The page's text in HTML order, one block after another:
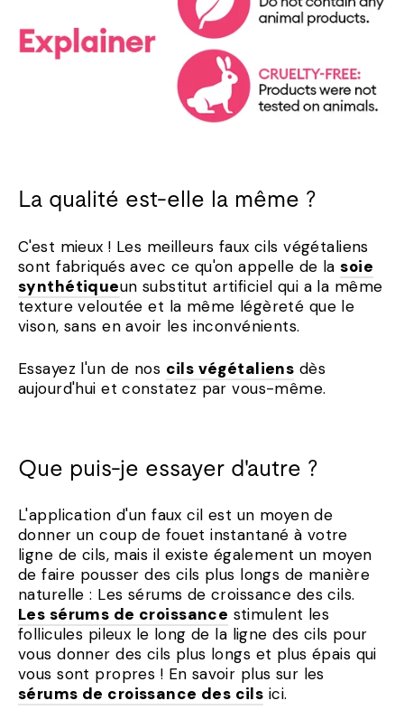
La qualité est-elle la même ?
C'est mieux ! Les meilleurs faux cils végétaliens
sont fabriqués avec ce qu'on appelle de la soie
synthétiqueun substitut artificiel qui a la même
texture veloutée et la même légèreté que le
vison, sans en avoir les inconvénients.
Essayez l'un de nos cils végétaliens dès
aujourd'hui et constatez par vous-même.
Que puis-je essayer d'autre ?
L'application d'un faux cil est un moyen de
donner un coup de fouet instantané à votre
ligne de cils, mais il existe également un moyen
de faire pousser des cils plus longs de manière
naturelle : Les sérums de croissance des cils.
Les sérums de croissance stimulent les
follicules pileux le long de la ligne des cils pour
vous donner des cils plus longs et plus épais qui
vous sont propres ! En savoir plus sur les
sérums de croissance des cils ici.